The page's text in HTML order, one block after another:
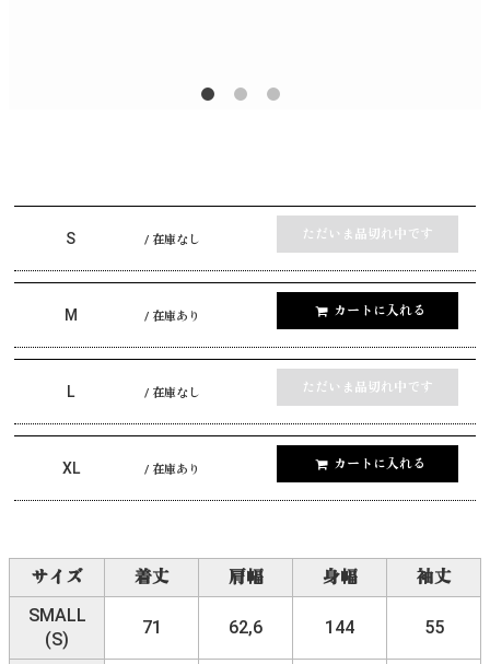
S / 在庫なし ただいま品切れ中です
M / 在庫あり カートに入れる
L / 在庫なし ただいま品切れ中です
XL / 在庫あり カートに入れる
サイズ 着丈 肩幅 身幅
袖丈
SMALL
(S)
71 62,6 144 55